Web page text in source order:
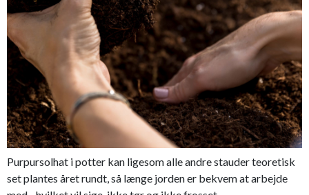
Purpursolhat i potter kan ligesom alle andre stauder teoretisk
set plantes året rundt, så længe jorden er bekvem at arbejde